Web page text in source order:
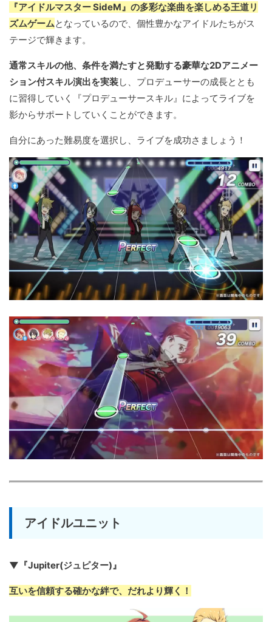
『アイドルマスター SideM』の多彩な楽曲を楽しめる王道リ
ズムゲームとなっているので、個性豊かなアイドルたちがス
テージで輝きます。
通常スキルの他、条件を満たすと発動する豪華な2Dアニメー
ション付スキル演出を実装し、プロデューサーの成長ととも
に習得していく『プロデューサースキル』によってライブを
影からサポートしていくことができます。
自分にあった難易度を選択し、ライブを成功さましょう！
アイドルユニット
▼『Jupiter(ジュピター)』
互いを信頼する確かな絆で、だれより輝く！